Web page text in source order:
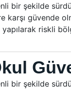
bir şekilde
güvende
riskli
bir şekilde